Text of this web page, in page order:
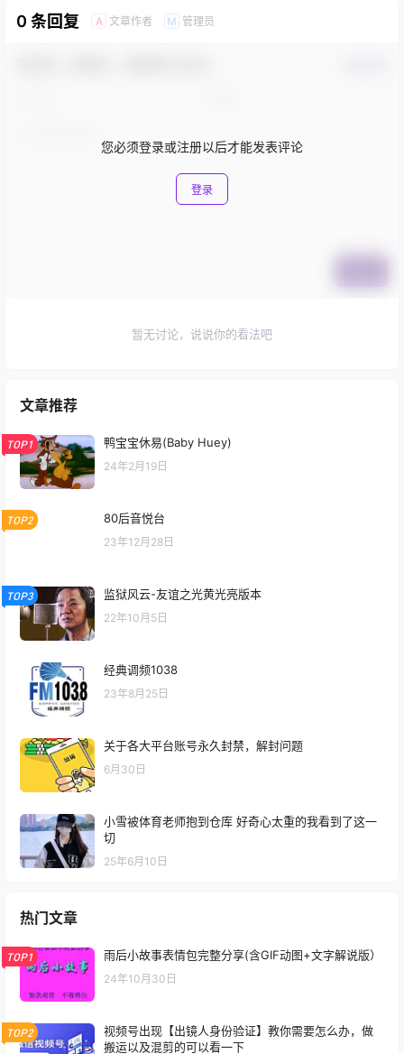
0 条回复 A 文章作者 M 管理员
您必须登录或注册以后才能发表评论
登录
暂无讨论，说说你的看法吧
文章推荐
TOP1 鸭宝宝休易(Baby Huey)
24年2月19日
TOP2 80后音悦台
23年12月28日
TOP3 监狱风云-友谊之光黄光亮版本
22年10月5日
经典调频1038
23年8月25日
关于各大平台账号永久封禁，解封问题
6月30日
小雪被体育老师抱到仓库 好奇心太重的我看到了这一
切
25年6月10日
热门文章
TOP1 雨后小故事表情包完整分享(含GIF动图+文字解说版）
24年10月30日
TOP2
视频号出现【出镜人身份验证】教你需要怎么办，做
搬运以及混剪的可以看一下